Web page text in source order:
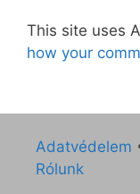
This site uses
how your
Adatvédelem
Rólunk